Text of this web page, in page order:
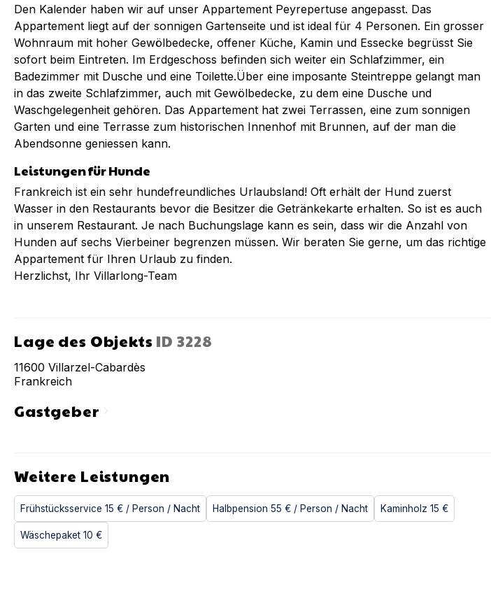
Den Kalender haben wir auf unser Appartement Peyrepertuse angepasst. Das
Appartement liegt auf der sonnigen Gartenseite und ist ideal für 4 Personen. Ein grosser
Wohnraum mit hoher Gewölbedecke, offener Küche, Kamin und Essecke begrüsst Sie
sofort beim Eintreten. Im Erdgeschoss befinden sich weiter ein Schlafzimmer, ein
Badezimmer mit Dusche und eine Toilette.Über eine imposante Steintreppe gelangt man
in das zweite Schlafzimmer, auch mit Gewölbedecke, zu dem eine Dusche und
Waschgelegenheit gehören. Das Appartement hat zwei Terrassen, eine zum sonnigen
Garten und eine Terrasse zum historischen Innenhof mit Brunnen, auf der man die
Abendsonne geniessen kann.
Leistungen für Hunde
Frankreich ist ein sehr hundefreundliches Urlaubsland! Oft erhält der Hund zuerst
Wasser in den Restaurants bevor die Besitzer die Getränkekarte erhalten. So ist es auch
in unserem Restaurant. Je nach Buchungslage kann es sein, dass wir die Anzahl von
Hunden auf sechs Vierbeiner begrenzen müssen. Wir beraten Sie gerne, um das richtige
Appartement für Ihren Urlaub zu finden.
Herzlichst, Ihr Villarlong-Team
Lage des Objekts ID3228
11600 Villarzel-Cabardès
Frankreich
Gastgeberchevron_right
Weitere Leistungen
Frühstücksservice 15 € / Person / Nacht Halbpension 55 € / Person / Nacht Kaminholz 15 €
Wäschepaket 10 €